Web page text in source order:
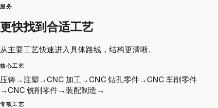
服务
更快找到合适工艺
从主要工艺快速进入具体路线，结构更清晰。
核心工艺
压铸→注塑→CNC 加工→CNC 钻孔零件→CNC 车削零件
→CNC 铣削零件→装配制造→
专项工艺